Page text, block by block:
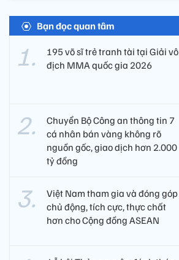
Bạn đọc quan tâm
195 võ sĩ trẻ tranh tài tại Giải vô
địch MMA quốc gia 2026
Chuyển Bộ Công an thông tin 7
cá nhân bán vàng không rõ
nguồn gốc, giao dịch hơn 2.000
tỷ đồng
Việt Nam tham gia và đóng góp
chủ động, tích cực, thực chất
hơn cho Cộng đồng ASEAN